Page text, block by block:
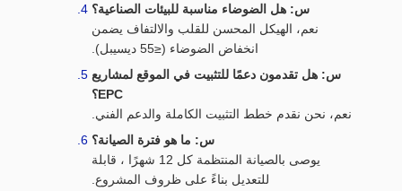
س: هل الضوضاء مناسبة للبيئات الصناعية؟
نعم، الهيكل المحسن للقلب والالتفاف يضمن
انخفاض الضوضاء (≤55 ديسيبل).
س: هل تقدمون دعمًا للتثبيت في الموقع لمشاريع
EPC؟
نعم، نحن نقدم خطط التثبيت الكاملة والدعم الفني.
س: ما هو فترة الصيانة؟
يوصى بالصيانة المنتظمة كل 12 شهرًا ، قابلة
للتعديل بناءً على ظروف المشروع.